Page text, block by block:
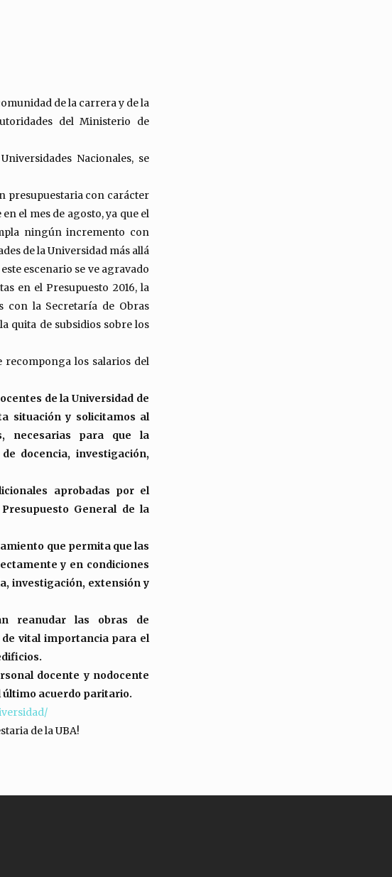
de la carrera y de la
del Ministerio de
Nacionales, se
presupuestaria con carácter
el mes de agosto, ya que el
ningún incremento con
de la Universidad más allá
escenario se ve agravado
en el Presupuesto 2016, la
con la Secretaría de Obras
quita de subsidios sobre los
recomponga los salarios del
de la Universidad de
situación y solicitamos al
necesarias para que la
docencia, investigación,
aprobadas por el
General de la
que permita que las
y en condiciones
investigación, extensión y
reanudar las obras de
vital importancia para el
docente y nodocente
último acuerdo paritario.
de la UBA!